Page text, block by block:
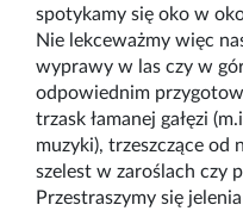
spotykamy się oko w
Nie lekceważmy więc
wyprawy w las czy w
odpowiednim
trzask łamanej gałęzi
muzyki), trzeszczące od
szelest w zaroślach czy
Przestraszymy się